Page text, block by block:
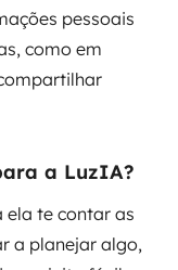
pessoais
como em
a LuzIA?
ela te contar as
a planejar algo,